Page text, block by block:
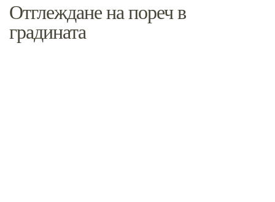
Отглеждане на пореч в
градината